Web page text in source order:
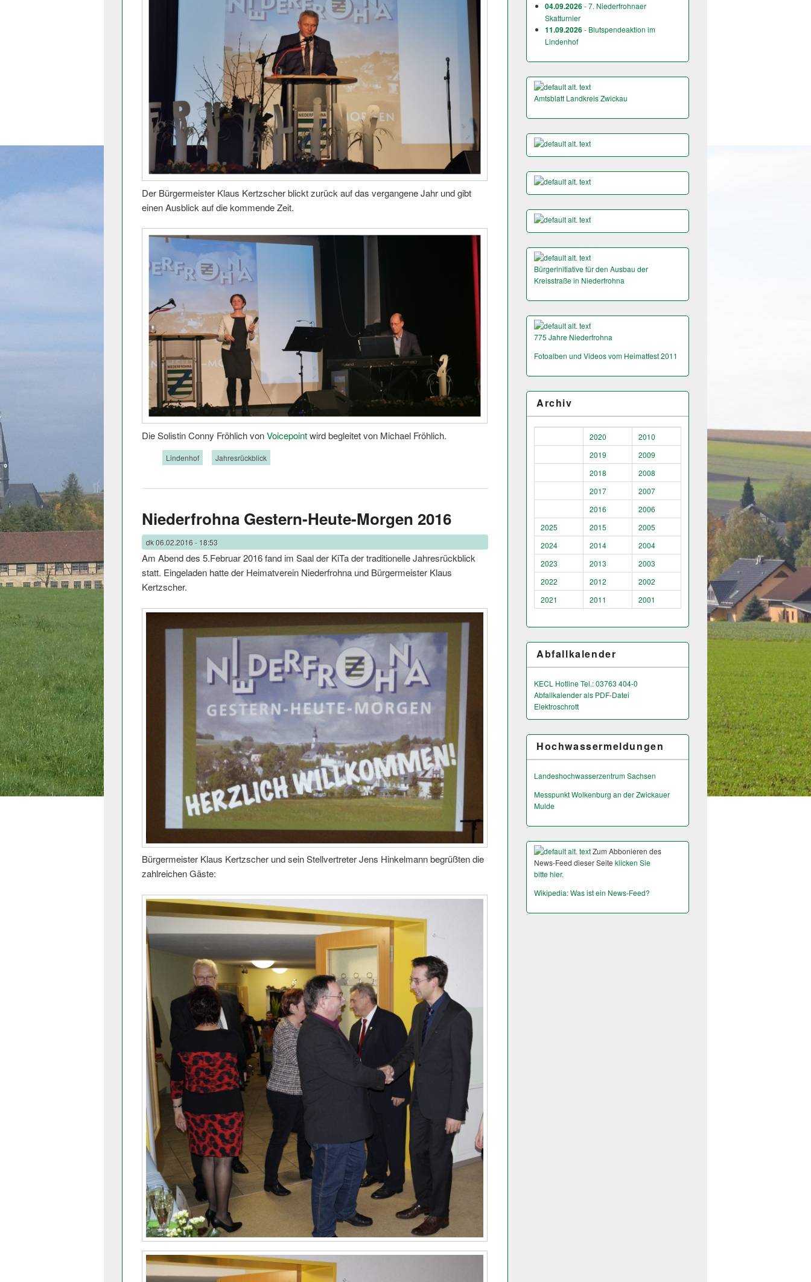
Der Bürgermeister Klaus Kertzscher blickt zurück auf das vergangene Jahr und gibt
einen Ausblick auf die kommende Zeit.
Die Solistin Conny Fröhlich vonVoicepointwird begleitet von Michael Fröhlich.
Lindenhof Jahresrückblick
Niederfrohna Gestern-Heute-Morgen 2016
dk06.02.2016 - 18:53
Am Abend des 5.Februar 2016 fand im Saal der KiTa der traditionelle Jahresrückblick
statt. Eingeladen hatte der Heimatverein Niederfrohna und Bürgermeister Klaus
Kertzscher.
Bürgermeister Klaus Kertzscher und sein Stellvertreter Jens Hinkelmann begrüßten die
zahlreichen Gäste:
04.09.2026- 7. Niederfrohnaer
Skatturnier
11.09.2026- Blutspendeaktion im
Lindenhof
Amtsblatt Landkreis Zwickau
Bürgerinitiative für den Ausbau der
Kreisstraße in Niederfrohna
775 Jahre Niederfrohna
Fotoalben und Videos vom Heimatfest 2011
Archiv
2020
2010
2019
2009
2018
2008
2017
2007
2016
2006
2025
2015
2005
2024
2014
2004
2023
2013
2003
2022
2012
2002
2021
2011 2001
Abfallkalender
KECL Hotline Tel.: 03763 404-0
Abfallkalender als PDF-Datei
Elektroschrott
Hochwassermeldungen
Landeshochwas­serzentrum Sachsen
Messpunkt Wolkenburg an der Zwickauer
Mulde
Zum Abbonieren des
News-Feed dieser Seite klicken Sie
bitte hier.
Wikipedia: Was ist ein News-Feed?